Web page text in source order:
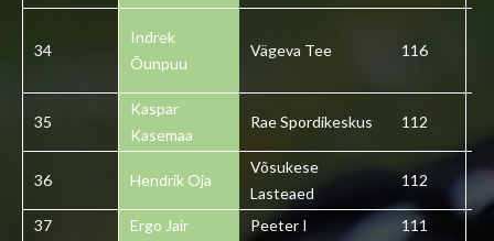
34
Indrek
Õunpuu
Vägeva Tee 116
35
Kaspar
Kasemaa
Rae Spordikeskus 112
36 Hendrik Oja
Võsukese
Lasteaed
112 36
37 Ergo Jair Peeter I 111